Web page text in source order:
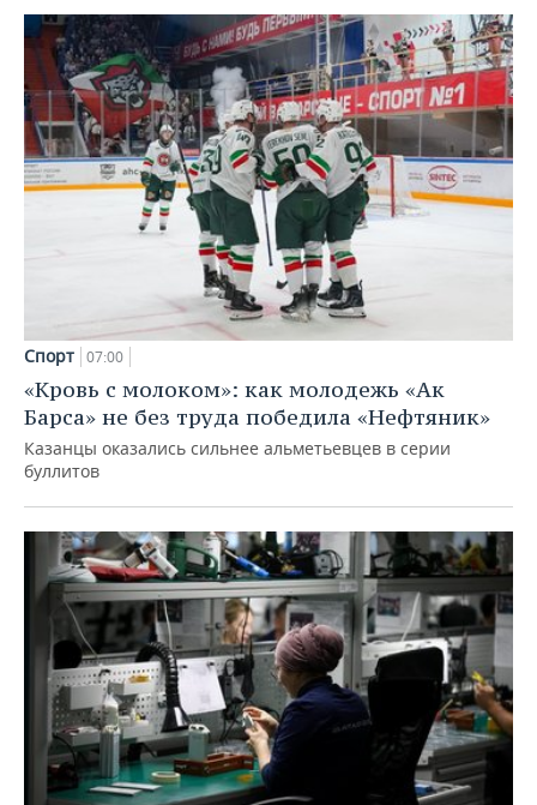
Спорт 07:00
«Кровь с молоком»: как молодежь «Ак
Барса» не без труда победила «Нефтяник»
Казанцы оказались сильнее альметьевцев в серии
буллитов